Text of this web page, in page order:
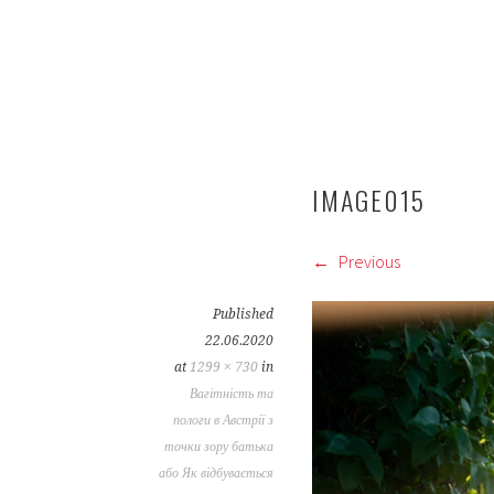
IMAGE015
Previous
Published
22.06.2020
at1299 × 730 in
Вагітність та
пологи в Австрії з
точки зору батька
або Як відбувається